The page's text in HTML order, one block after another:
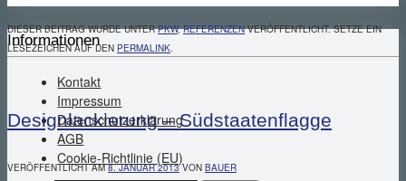
DIESER BEITRAG WURDE UNTERPKW,REFERENZENVERÖFFENTLICHT. SETZE EIN
LESEZEICHEN AUF DEN PERMALINK.
Designlackierung – Südstaatenflagge
VERÖFFENTLICHT AM8. JANUAR 2013 VON BAUER
Informationen
Kontakt
Impressum
Datenschutzerklärung
AGB
Cookie-Richtlinie (EU)